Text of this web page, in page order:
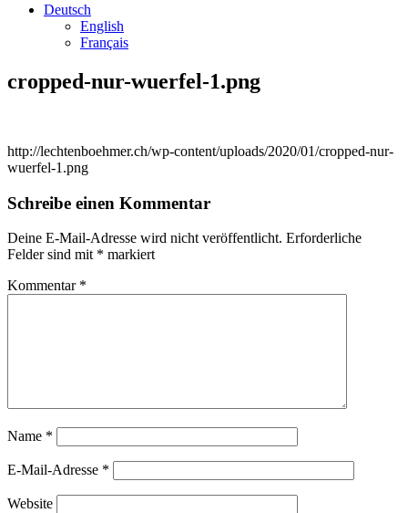
Deutsch
English
Français
cropped-nur-wuerfel-1.png
http://lechtenboehmer.ch/wp-content/uploads/2020/01/cropped-nur-
wuerfel-1.png
Schreibe einen Kommentar
Deine E-Mail-Adresse wird nicht veröffentlicht. Erforderliche
Felder sind mit * markiert
Kommentar *
Name *
E-Mail-Adresse *
Website